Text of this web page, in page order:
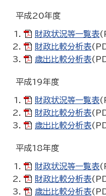
平成20年度
財政状況等一覧表
財政比較分析表
歳出比較分析表
平成19年度
財政状況等一覧表
財政比較分析表
歳出比較分析表
平成18年度
財政状況等一覧表
財政比較分析表
歳出比較分析表